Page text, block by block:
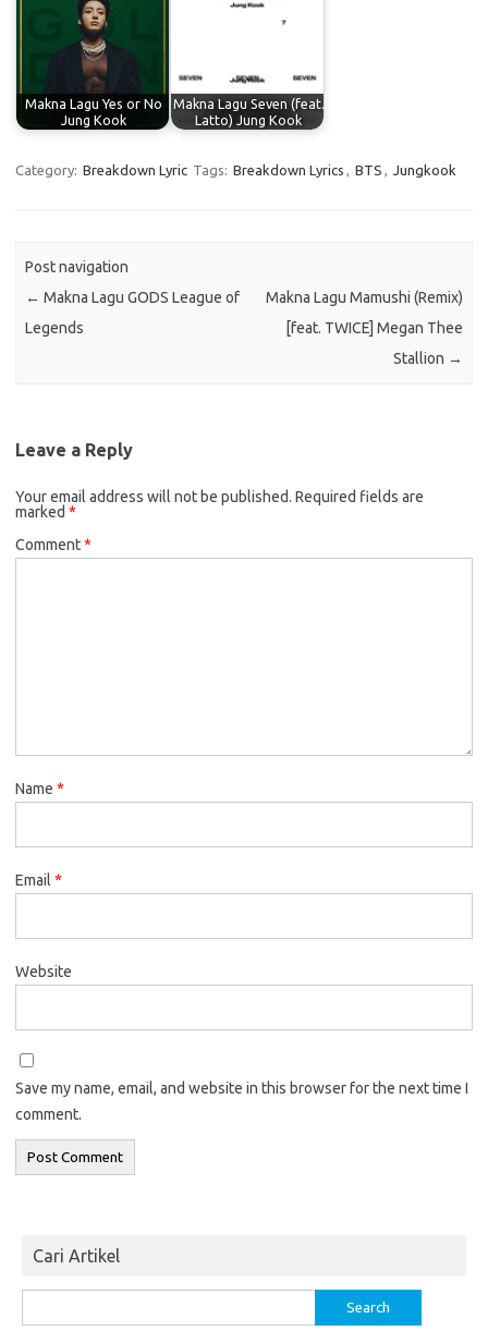
Makna Lagu Yes or No
Jung Kook
Makna Lagu Seven (feat.
Latto) Jung Kook
Category: Breakdown Lyric Tags: Breakdown Lyrics , BTS , Jungkook
Post navigation
← Makna Lagu GODS League of
Legends
Makna Lagu Mamushi (Remix)
[feat. TWICE] Megan Thee
Stallion →
Leave a Reply
Your email address will not be published. Required fields are
marked *
Comment*
Name *
Email *
Website
Save my name, email, and website in this browser for the next time I
comment.
Cari Artikel
for: